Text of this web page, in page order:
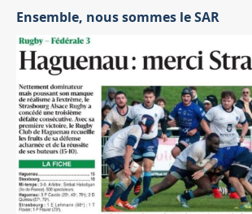
Ensemble, nous sommes le SAR